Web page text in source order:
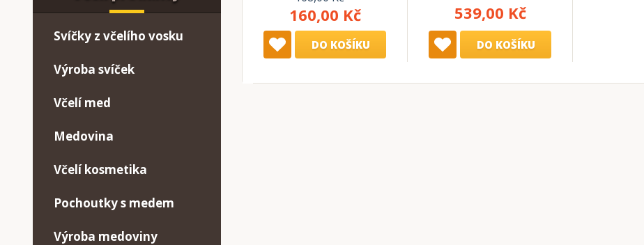
160,00 Kč
DO KOŠÍKU
539,00 Kč
DO KOŠÍKU
Svíčky z včelího vosku
Výroba svíček
Včelí med
Medovina
Včelí kosmetika
Pochoutky s medem
Výroba medoviny